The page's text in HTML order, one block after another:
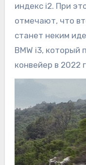
индекс i2. При
отмечают, что
станет неким
BMW i3, который
конвейер в 2022